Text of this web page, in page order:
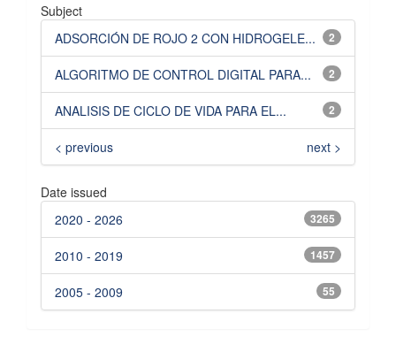
Subject
2
ADSORCIÓN DE ROJO 2 CON HIDROGELE...
2
ALGORITMO DE CONTROL DIGITAL PARA...
2
ANALISIS DE CICLO DE VIDA PARA EL...
< previous next >
Date issued
3265
2020 - 2026
1457
2010 - 2019
55
2005 - 2009